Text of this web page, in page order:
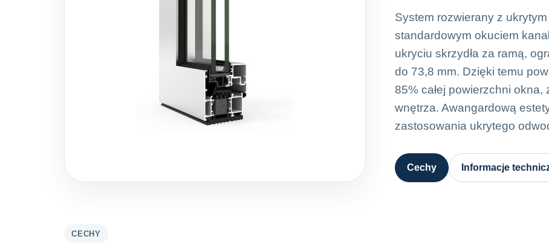
System rozwierany z
standardowym okuciem
ukryciu skrzydła za ramą,
do 73,8 mm. Dzięki temu
85% całej powierzchni okna,
wnętrza. Awangardową
zastosowania ukrytego
Cechy Informacje
CECHY